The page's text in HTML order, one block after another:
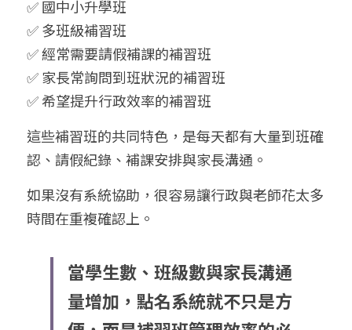
✅ 國中小升學班
✅ 多班級補習班
✅ 經常需要請假補課的補習班
✅ 家長常詢問到班狀況的補習班
✅ 希望提升行政效率的補習班
這些補習班的共同特色，是每天都有大量到班確
認、請假紀錄、補課安排與家長溝通。
如果沒有系統協助，很容易讓行政與老師花太多
時間在重複確認上。
當學生數、班級數與家長溝通
量增加，點名系統就不只是方